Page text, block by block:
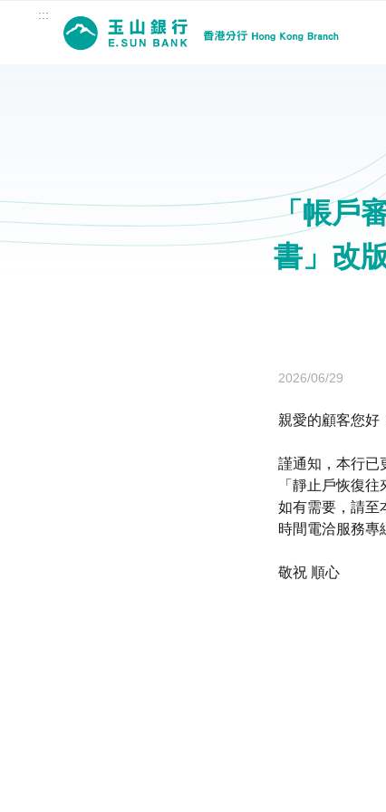
:::
「帳戶
書」改
2026/06/29
親愛的顧客您好
謹通知，本行已
「靜止戶恢復
如有需要，請至
時間電洽服務專
敬祝 順心